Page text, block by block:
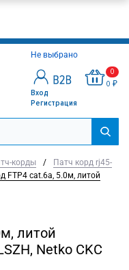
Не выбрано
Вход
Регистрация
0
0 ₽
корды /
Патч корд rj45-
FTP4 cat.6a, 5.0м, литой
литой
Netko CKC